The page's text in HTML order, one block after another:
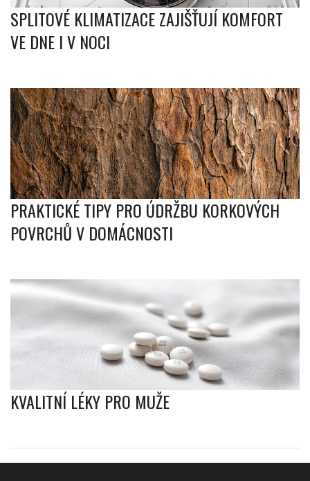
SPLITOVÉ KLIMATIZACE ZAJIŠŤUJÍ KOMFORT
VE DNE I V NOCI
PRAKTICKÉ TIPY PRO ÚDRŽBU KORKOVÝCH
POVRCHŮ V DOMÁCNOSTI
KVALITNÍ LÉKY PRO MUŽE